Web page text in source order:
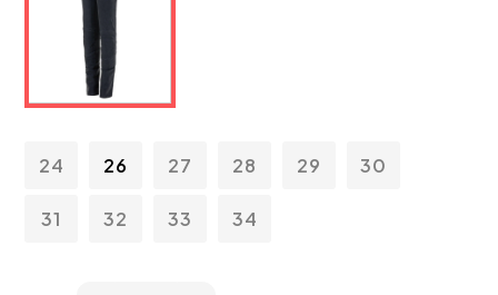
24 26 27 28 29 30
31 32 33 34